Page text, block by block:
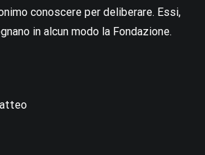
conoscere per deliberare. Essi,
in alcun modo la Fondazione.